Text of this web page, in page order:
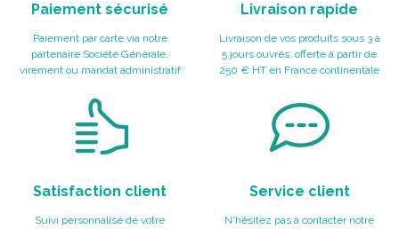
Paiement sécurisé
Paiement par carte via notre
partenaire Société Générale,
virement ou mandat administratif
Livraison rapide
Livraison de vos produits sous 3 à
5 jours ouvrés, offerte à partir de
250 € HT en France continentale
Satisfaction client
Suivi personnalisé de votre
Service client
N'hésitez pas à contacter notre